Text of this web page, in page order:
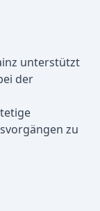
unterstützt
der
zu